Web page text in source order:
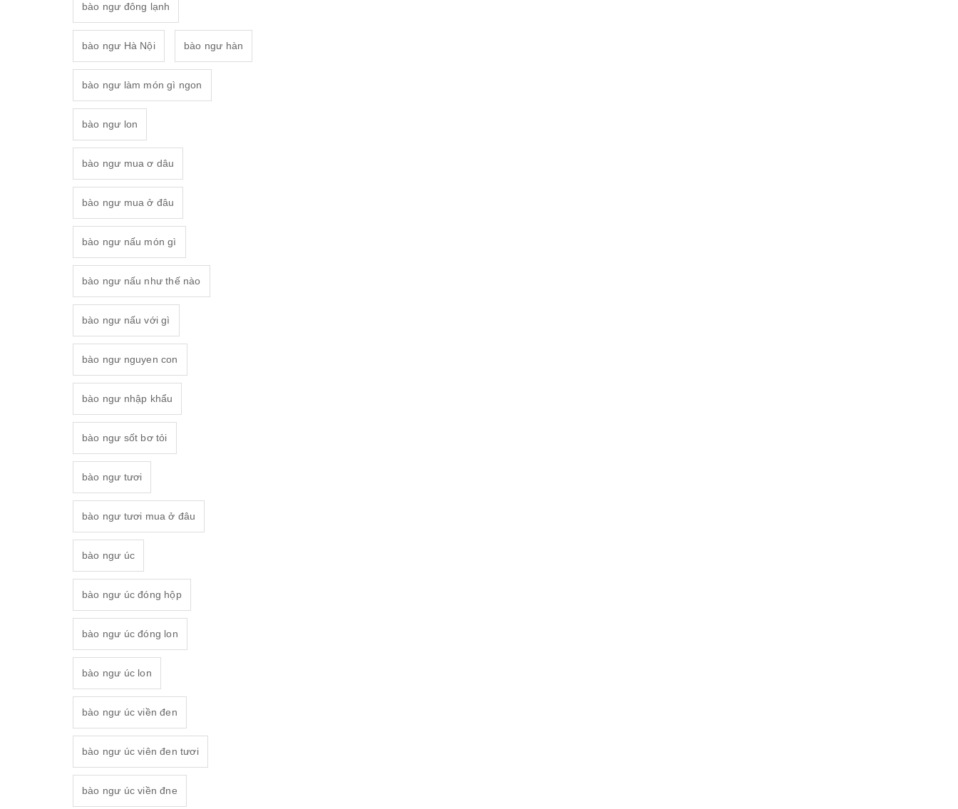
bào ngư đông lạnh
bào ngư Hà Nội bào ngư hàn
bào ngư làm món gì ngon
bào ngư lon
bào ngư mua ơ dâu
bào ngư mua ở đâu
bào ngư nấu món gì
bào ngư nấu như thế nào
bào ngư nấu với gì
bào ngư nguyen con
bào ngư nhập khẩu
bào ngư sốt bơ tỏi
bào ngư tươi
bào ngư tươi mua ở đâu
bào ngư úc
bào ngư úc đóng hộp
bào ngư úc đóng lon
bào ngư úc lon
bào ngư úc viền đen
bào ngư úc viên đen tươi
bào ngư úc viền đne